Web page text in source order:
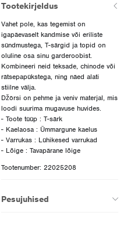
Tootekirjeldus
Vahet pole, kas tegemist on
igapäevaselt kandmise või eriliste
sündmustega, T-särgid ja topid on
oluline osa sinu garderoobist.
Kombineeri neid teksade, chinode või
rätsepapükstega, ning näed alati
stiilne välja.
Džörsi on pehme ja veniv materjal, mis
loodi suurima mugavuse huvides.
- Toote tüüp : T-särk
- Kaelaosa : Ümmargune kaelus
- Varrukas : Lühikesed varrukad
- Lõige : Tavapärane lõige
Tootenumber: 22025208
Pesujuhised